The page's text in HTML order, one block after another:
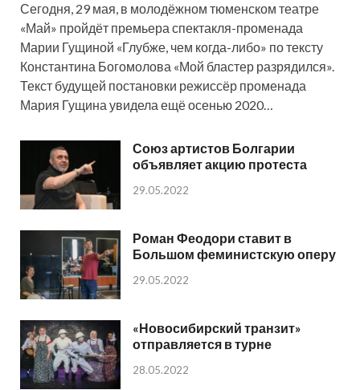
Сегодня, 29 мая, в молодёжном тюменском театре
«Май» пройдёт премьера спектакля-променада
Марии Гущиной «Глубже, чем когда-либо» по тексту
Константина Богомолова «Мой бластер разрядился».
Текст будущей постановки режиссёр променада
Мария Гущина увидела ещё осенью 2020…
Союз артистов Болгарии
объявляет акцию протеста
29.05.2022
Роман Феодори ставит в
Большом феминистскую оперу
29.05.2022
«Новосибирский транзит»
отправляется в турне
28.05.2022